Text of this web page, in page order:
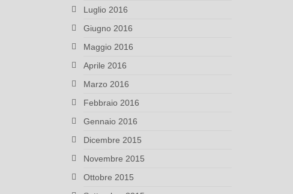
Luglio 2016
Giugno 2016
Maggio 2016
Aprile 2016
Marzo 2016
Febbraio 2016
Gennaio 2016
Dicembre 2015
Novembre 2015
Ottobre 2015